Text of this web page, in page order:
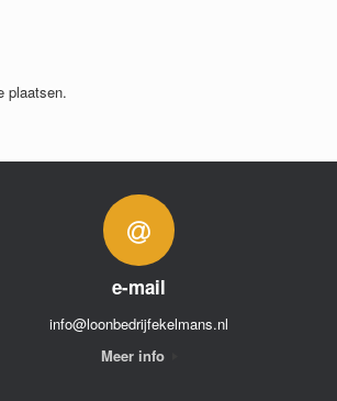
plaatsen.
e-mail
info@loonbedrijfekelmans.nl
Meer info